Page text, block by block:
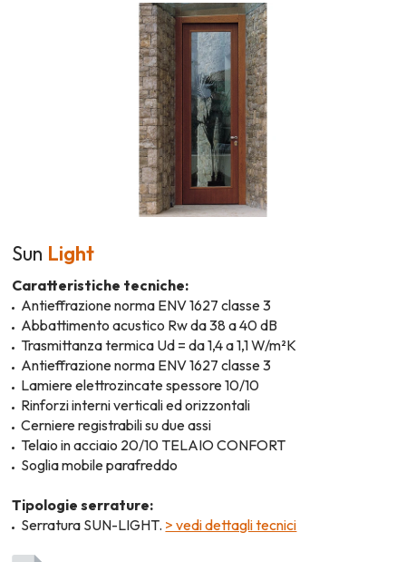
Sun Light
Caratteristiche tecniche:
Antieffrazione norma ENV 1627 classe 3
Abbattimento acustico Rw da 38 a 40 dB
Trasmittanza termica Ud = da 1,4 a 1,1 W/m²K
Antieffrazione norma ENV 1627 classe 3
Lamiere elettrozincate spessore 10/10
Rinforzi interni verticali ed orizzontali
Cerniere registrabili su due assi
Telaio in acciaio 20/10 TELAIO CONFORT
Soglia mobile parafreddo
Tipologie serrature:
Serratura SUN-LIGHT. > vedi dettagli tecnici